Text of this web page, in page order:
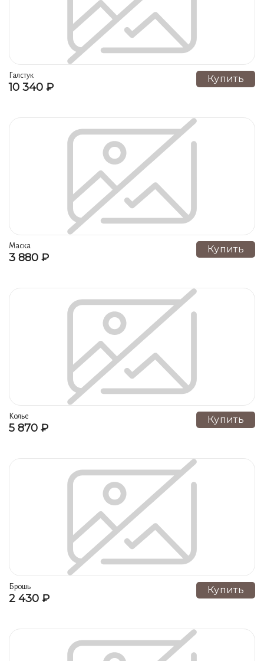
Галстук
10 340 ₽
Купить
Маска
3 880 ₽
Купить
Колье
5 870 ₽
Купить
Брошь
2 430 ₽
Купить